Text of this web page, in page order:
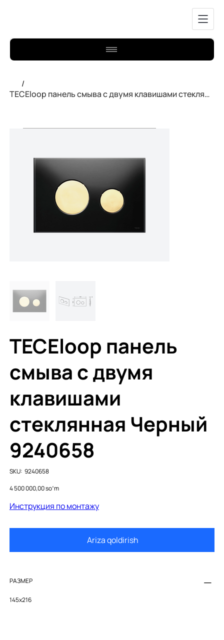
/
TECEloop панель смыва с двумя клавишами стеклянная Черный 9240658
TECEloop панель
смыва с двумя
клавишами
стеклянная Черный
9240658
SKU: SKU
9240658
9240658
Price
4 500 000,00 soʻm
Инструкция по монтажу
Ariza qoldirish
РАЗМЕР
145x216